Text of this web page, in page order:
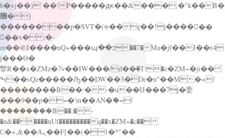
b�>j��)΄��!P�����ԫ��&���;�"k��B�
޶�}
��������p�SVT�(w��ę��!j������
��x�;�-
m��@J����nQ+���պ��כ��7�Ma�jf��J��ͱ4
j���Ѳ�
撆R��x�ZMz�7v��IW���/d��ٞ�Тז�c�ZM~�ji��
ߒ��sQz�����Ԡ��DW��3�De�n"��M�+/
��������B��:�-�u��IJ���7j�委
���9��p�=�'m��AN�ޭ�=/
��������B��:�-
�n&������nUf���������q��x�ZM~�c��
Ϲ�+,&��Ὰܢ��F[��(�1�*"��